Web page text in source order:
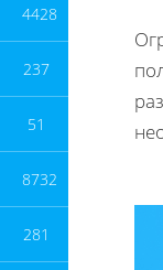
4428
237
51
8732
281